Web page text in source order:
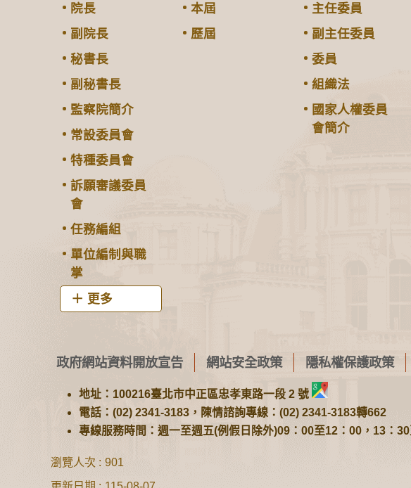
院長
副院長
秘書長
副秘書長
監察院簡介
常設委員會
特種委員會
訴願審議委員
會
任務編組
單位編制與職
掌
更多
本屆
歷屆
主任委員
副主任委員
委員
組織法
國家人權委員
會簡介
政府網站資料開放宣告 網站安全政策 隱私權保護政策
地址：100216臺北市中正區忠孝東路一段 2 號
電話：(02) 2341-3183，陳情諮詢專線：(02) 2341-3183轉662
專線服務時間：週一至週五(例假日除外)09：00至12：00，13：30
瀏覽人次
901